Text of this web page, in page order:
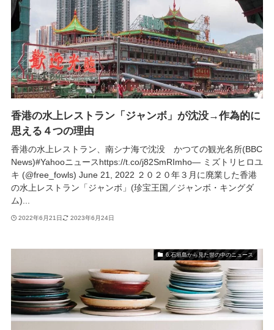
香港の水上レストラン「ジャンボ」が沈没→作為的に
思える４つの理由
香港の水上レストラン、南シナ海で沈没 かつての観光名所(BBC
News)#Yahooニュースhttps://t.co/j82SmRImho— ミズトリヒロユ
キ (@free_fowls) June 21, 2022 ２０２０年３月に廃業した香港
の水上レストラン「ジャンボ」(珍宝王国／ジャンボ・キングダ
ム)...
2022年6月21日 2023年6月24日
6.石垣島から見た世の中のニュース